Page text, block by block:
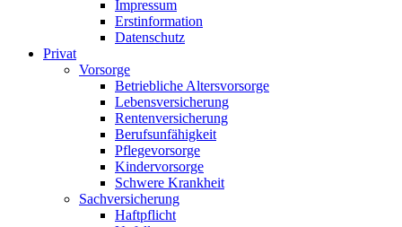
Impressum
Erstinformation
Datenschutz
Privat
Vorsorge
Betriebliche Altersvorsorge
Lebensversicherung
Rentenversicherung
Berufsunfähigkeit
Pflegevorsorge
Kindervorsorge
Schwere Krankheit
Sachversicherung
Haftpflicht